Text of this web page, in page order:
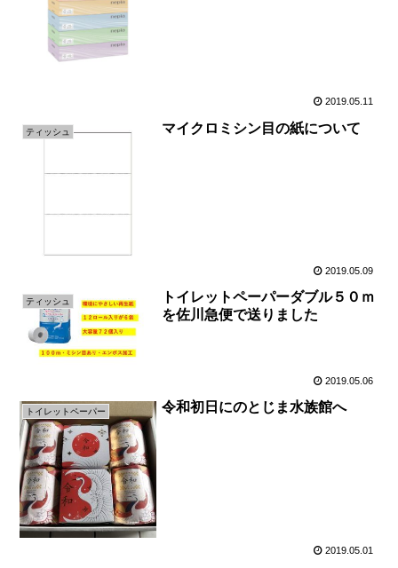
2019.05.11
ティッシュ マイクロミシン目の紙について
2019.05.09
ティッシュ
トイレットペーパーダブル５０ｍ
を佐川急便で送りました
2019.05.06
トイレットペーパー 令和初日にのとじま水族館へ
2019.05.01